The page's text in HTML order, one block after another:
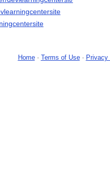
Home- Terms of Use- Privacy